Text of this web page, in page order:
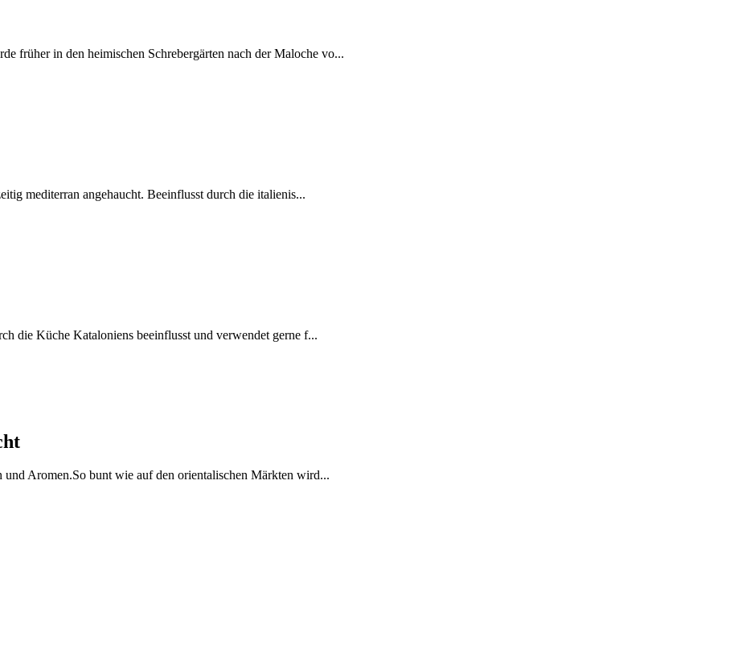
früher in den heimischen Schrebergärten nach der Maloche vo...
mediterran angehaucht. Beeinflusst durch die italienis...
die Küche Kataloniens beeinflusst und verwendet gerne f...
Aromen.So bunt wie auf den orientalischen Märkten wird...